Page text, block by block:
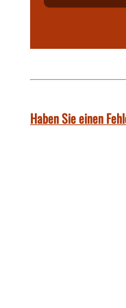
Haben Sie einen